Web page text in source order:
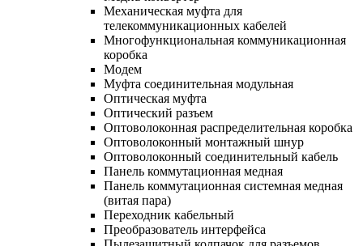
Механическая муфта для
телекоммуникационных кабелей
Многофункциональная коммуникационная
коробка
Модем
Муфта соединительная модульная
Оптическая муфта
Оптический разъем
Оптоволоконная распределительная коробка
Оптоволоконный монтажный шнур
Оптоволоконный соединительный кабель
Панель коммутационная медная
Панель коммутационная системная медная
(витая пара)
Переходник кабельный
Преобразователь интерфейса